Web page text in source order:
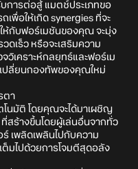
การต่อสู้ แมตช์ประเภทขอ
เพื่อให้เกิด synergies ที่จะ
ห้กับฟอร์เมชันของคุณ จะมุ่ง
ดเร็ว หรือจะเสริมความ
วิเคราะห์กลยุทธ์และฟอร์เม
ปลี่ยนกองทัพของคุณใหม่
ตา
โนมัติ โดยคุณจะได้มาเผชิญ
สร้างขึ้นโดยผู้เล่นอื่นจากทั่ว
ร์ เพลิดเพลินไปกับความ
มไปด้วยการโจมตีสุดอลัง